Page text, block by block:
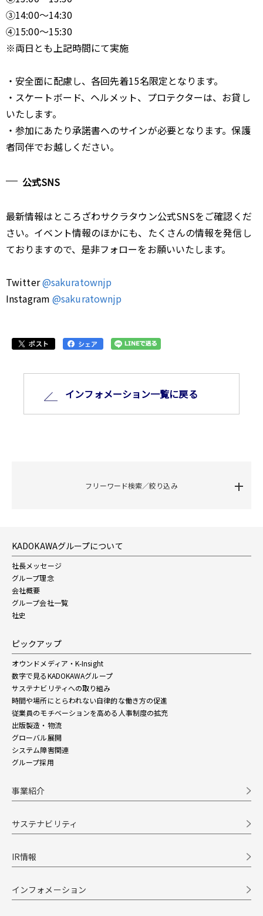
③14:00～14:30
④15:00～15:30
※両日とも上記時間にて実施
・安全面に配慮し、各回先着15名限定となります。
・スケートボード、ヘルメット、プロテクターは、お貸し
いたします。
・参加にあたり承諾書へのサインが必要となります。保護
者同伴でお越しください。
公式SNS
最新情報はところざわサクラタウン公式SNSをご確認くだ
さい。イベント情報のほかにも、たくさんの情報を発信し
ておりますので、是非フォローをお願いいたします。
Twitter@sakuratownjp
Instagram @sakuratownjp
インフォメーション⼀覧に戻る
フリーワード検索／絞り込み
KADOKAWAグループについて
社長メッセージ
グループ理念
会社概要
グループ会社一覧
社史
ピックアップ
オウンドメディア・K-Insight
数字で見るKADOKAWAグループ
サステナビリティへの取り組み
時間や場所にとらわれない自律的な働き方の促進
従業員のモチベーションを高める人事制度の拡充
出版製造・物流
グローバル展開
システム障害関連
グループ採用
事業紹介
サステナビリティ
IR情報
インフォメーション